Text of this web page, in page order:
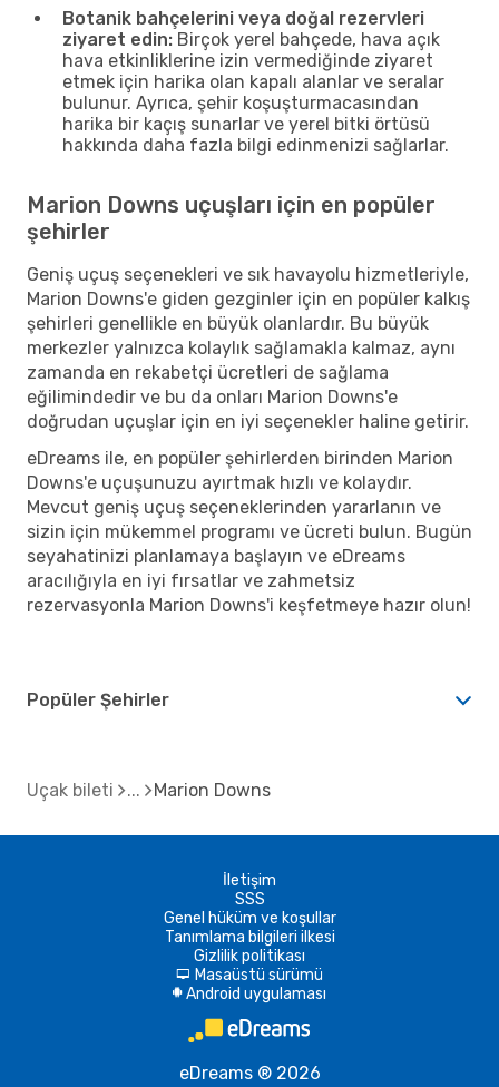
Botanik bahçelerini veya doğal rezervleri
ziyaret edin: Birçok yerel bahçede, hava açık
hava etkinliklerine izin vermediğinde ziyaret
etmek için harika olan kapalı alanlar ve seralar
bulunur. Ayrıca, şehir koşuşturmacasından
harika bir kaçış sunarlar ve yerel bitki örtüsü
hakkında daha fazla bilgi edinmenizi sağlarlar.
Marion Downs uçuşları için en popüler
şehirler
Geniş uçuş seçenekleri ve sık havayolu hizmetleriyle,
Marion Downs'e giden gezginler için en popüler kalkış
şehirleri genellikle en büyük olanlardır. Bu büyük
merkezler yalnızca kolaylık sağlamakla kalmaz, aynı
zamanda en rekabetçi ücretleri de sağlama
eğilimindedir ve bu da onları Marion Downs'e
doğrudan uçuşlar için en iyi seçenekler haline getirir.
eDreams ile, en popüler şehirlerden birinden Marion
Downs'e uçuşunuzu ayırtmak hızlı ve kolaydır.
Mevcut geniş uçuş seçeneklerinden yararlanın ve
sizin için mükemmel programı ve ücreti bulun. Bugün
seyahatinizi planlamaya başlayın ve eDreams
aracılığıyla en iyi fırsatlar ve zahmetsiz
rezervasyonla Marion Downs'i keşfetmeye hazır olun!
Popüler Şehirler
Uçak bileti Marion Downs
İletişim
SSS
Genel hüküm ve koşullar
Tanımlama bilgileri ilkesi
Gizlilik politikası
d Masaüstü sürümü
A Android uygulaması
eDreams ® 2026